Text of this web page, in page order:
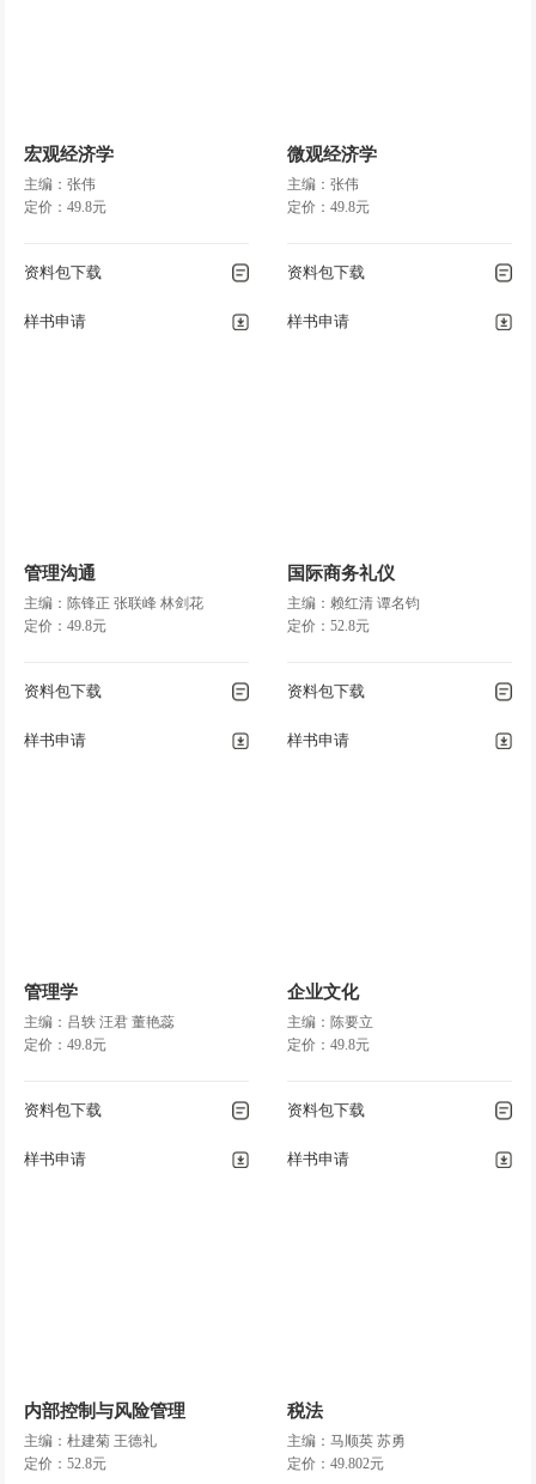
宏观经济学
主编：张伟
定价：49.8元
资料包下载
样书申请
微观经济学
主编：张伟
定价：49.8元
资料包下载
样书申请
管理沟通
主编：陈锋正 张联峰 林剑花
定价：49.8元
资料包下载
样书申请
国际商务礼仪
主编：赖红清 谭名钧
定价：52.8元
资料包下载
样书申请
管理学
主编：吕轶 汪君 董艳蕊
定价：49.8元
资料包下载
样书申请
企业文化
主编：陈要立
定价：49.8元
资料包下载
样书申请
内部控制与风险管理
主编：杜建菊 王德礼
定价：52.8元
税法
主编：马顺英 苏勇
定价：49.802元